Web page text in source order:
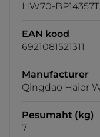
HW70-
EAN kood
6921081521311
Manufacturer
Qingdao Haier
Pesumaht (kg)
7